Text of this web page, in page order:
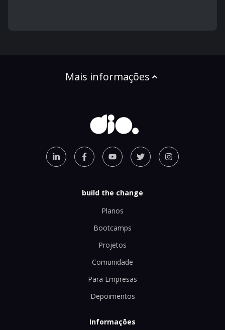
Mais informações
build the change
Planos
Bootcamps
Projetos
Comunidade
Para Empresas
Depoimentos
Informações